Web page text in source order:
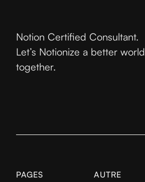
Notion Certified Consultant.
Let’s Notionize a better world
together.
PAGES AUTRE